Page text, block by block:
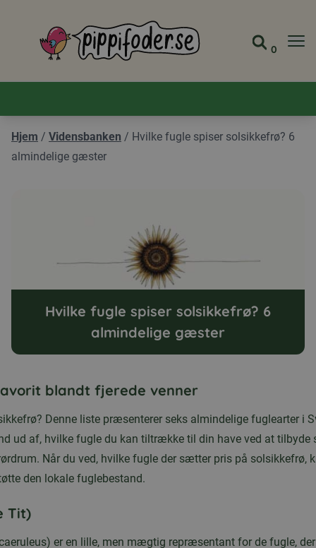
Pippifoder logo Gå til
Se
0
Hjem / Vidensbanken / Hvilke fugle spiser solsikkefrø? 6
almindelige gæster
Hvilke fugle spiser solsikkefrø? 6
almindelige gæster
blandt fjerede venner
Denne liste præsenterer seks almindelige fuglearter i
ud af, hvilke fugle du kan tiltrække til din have ved at tilbyde
Når du ved, hvilke fugle der sætter pris på solsikkefrø,
den lokale fuglebestand.
Tit)
er en lille, men mægtig repræsentant for de fugle,